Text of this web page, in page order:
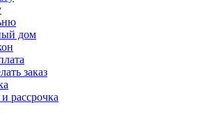
дом
заказ
рассрочка